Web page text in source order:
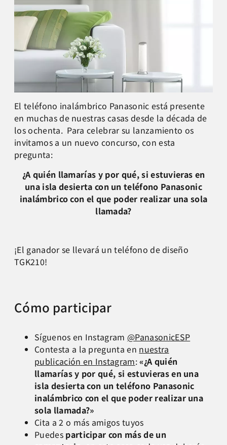
El teléfono inalámbrico Panasonic está presente
en muchas de nuestras casas desde la década de
los ochenta. Para celebrar su lanzamiento os
invitamos a un nuevo concurso, con esta
pregunta:
¿A quién llamarías y por qué, si estuvieras en
una isla desierta con un teléfono Panasonic
inalámbrico con el que poder realizar una sola
llamada?
¡El ganador se llevará un teléfono de diseño
TGK210!
Cómo participar
Síguenos en Instagram @PanasonicESP
Contesta a la pregunta en nuestra
publicación en Instagram:«¿A quién
llamarías y por qué, si estuvieras en una
isla desierta con un teléfono Panasonic
inalámbrico con el que poder realizar una
sola llamada?»
Cita a 2 o más amigos tuyos
Puedes participar con más de un